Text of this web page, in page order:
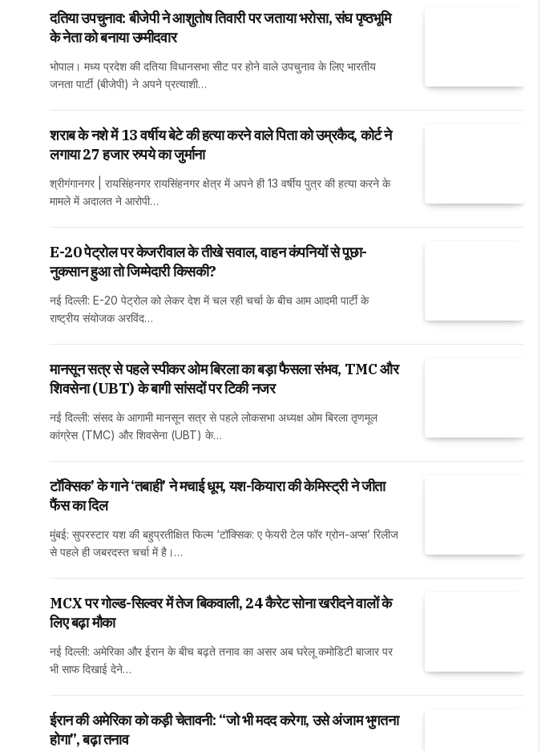
दतिया उपचुनाव: बीजेपी ने आशुतोष तिवारी पर जताया भरोसा, संघ पृष्ठभूमि
के नेता को बनाया उम्मीदवार
भोपाल। मध्य प्रदेश की दतिया विधानसभा सीट पर होने वाले उपचुनाव के लिए भारतीय
जनता पार्टी (बीजेपी) ने अपने प्रत्याशी…
शराब के नशे में 13 वर्षीय बेटे की हत्या करने वाले पिता को उम्रकैद, कोर्ट ने
लगाया 27 हजार रुपये का जुर्माना
श्रीगंगानगर | रायसिंहनगर रायसिंहनगर क्षेत्र में अपने ही 13 वर्षीय पुत्र की हत्या करने के
मामले में अदालत ने आरोपी…
E-20 पेट्रोल पर केजरीवाल के तीखे सवाल, वाहन कंपनियों से पूछा-
नुकसान हुआ तो जिम्मेदारी किसकी?
नई दिल्ली: E-20 पेट्रोल को लेकर देश में चल रही चर्चा के बीच आम आदमी पार्टी के
राष्ट्रीय संयोजक अरविंद…
मानसून सत्र से पहले स्पीकर ओम बिरला का बड़ा फैसला संभव, TMC और
शिवसेना (UBT) के बागी सांसदों पर टिकी नजर
नई दिल्ली: संसद के आगामी मानसून सत्र से पहले लोकसभा अध्यक्ष ओम बिरला तृणमूल
कांग्रेस (TMC) और शिवसेना (UBT) के…
टॉक्सिक’ के गाने ‘तबाही’ ने मचाई धूम, यश-कियारा की केमिस्ट्री ने जीता
फैंस का दिल
मुंबई: सुपरस्टार यश की बहुप्रतीक्षित फिल्म ‘टॉक्सिक: ए फेयरी टेल फॉर ग्रोन-अप्स’ रिलीज
से पहले ही जबरदस्त चर्चा में है।…
MCX पर गोल्ड-सिल्वर में तेज बिकवाली, 24 कैरेट सोना खरीदने वालों के
लिए बढ़ा मौका
नई दिल्ली: अमेरिका और ईरान के बीच बढ़ते तनाव का असर अब घरेलू कमोडिटी बाजार पर
भी साफ दिखाई देने…
ईरान की अमेरिका को कड़ी चेतावनी: “जो भी मदद करेगा, उसे अंजाम भुगतना
होगा”, बढ़ा तनाव